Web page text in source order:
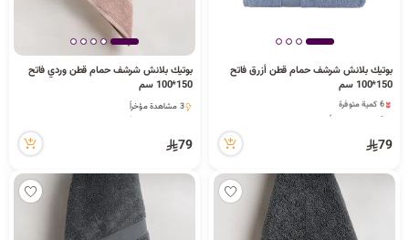
بوتيك بلانش شرشف حمام قطن أزرق فاتح
150*100 سم
2 مشاهدة مؤخراً
2 مشاهدة مؤخراً
79
بوتيك بلانش شرشف حمام قطن وردي فاتح
150*100 سم
3 مشاهدة مؤخراً
79